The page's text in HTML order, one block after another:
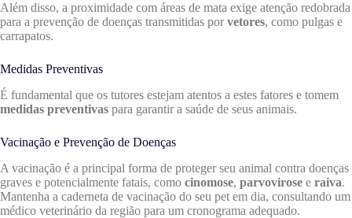
Além disso, a proximidade com áreas de mata exige atenção redobrada
para a prevenção de doenças transmitidas porvetores, como pulgas e
carrapatos.
Medidas Preventivas
É fundamental que os tutores estejam atentos a estes fatores e tomem
medidas preventivas para garantir a saúde de seus animais.
Vacinação e Prevenção de Doenças
A vacinação é a principal forma de proteger seu animal contra doenças
graves e potencialmente fatais, como cinomose, parvovirose e raiva.
Mantenha a caderneta de vacinação do seu pet em dia, consultando um
médico veterinário da região para um cronograma adequado.